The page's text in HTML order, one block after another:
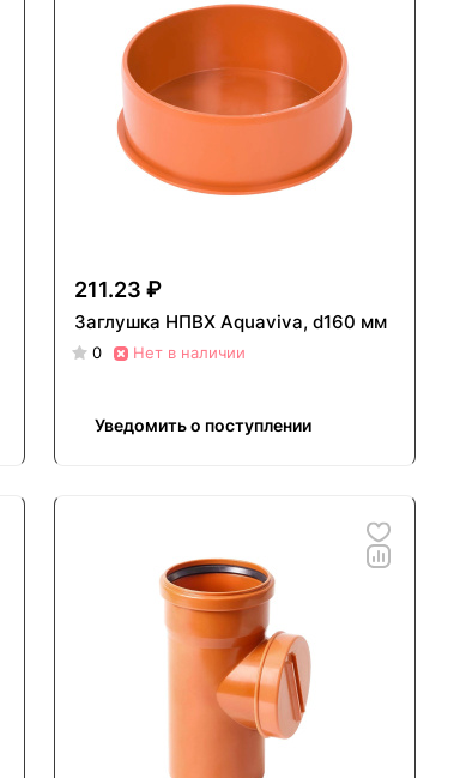
211.23 ₽
Заглушка НПВХ Aquaviva, d160 мм
0 Нет в наличии
Уведомить о поступлении